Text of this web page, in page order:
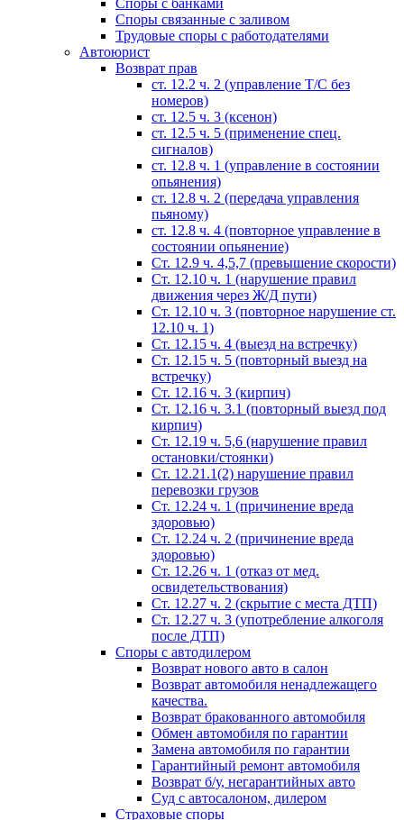
Споры с банками
Споры связанные с заливом
Трудовые споры с работодателями
Автоюрист
Возврат прав
ст. 12.2 ч. 2 (управление Т/С без
номеров)
ст. 12.5 ч. 3 (ксенон)
ст. 12.5 ч. 5 (применение спец.
сигналов)
cт. 12.8 ч. 1 (управление в состоянии
опьянения)
ст. 12.8 ч. 2 (передача управления
пьяному)
ст. 12.8 ч. 4 (повторное управление в
состоянии опьянение)
Ст. 12.9 ч. 4,5,7 (превышение скорости)
Ст. 12.10 ч. 1 (нарушение правил
движения через Ж/Д пути)
Ст. 12.10 ч. 3 (повторное нарушение ст.
12.10 ч. 1)
Ст. 12.15 ч. 4 (выезд на встречку)
Ст. 12.15 ч. 5 (повторный выезд на
встречку)
Ст. 12.16 ч. 3 (кирпич)
Ст. 12.16 ч. 3.1 (повторный выезд под
кирпич)
Ст. 12.19 ч. 5,6 (нарушение правил
остановки/стоянки)
Ст. 12.21.1(2) нарушение правил
перевозки грузов
Ст. 12.24 ч. 1 (причинение вреда
здоровью)
Ст. 12.24 ч. 2 (причинение вреда
здоровью)
Ст. 12.26 ч. 1 (отказ от мед.
освидетельствования)
Ст. 12.27 ч. 2 (скрытие с места ДТП)
Ст. 12.27 ч. 3 (употребление алкоголя
после ДТП)
Споры с автодилером
Возврат нового авто в салон
Возврат автомобиля ненадлежащего
качества.
Возврат бракованного автомобиля
Обмен автомобиля по гарантии
Замена автомобиля по гарантии
Гарантийный ремонт автомобиля
Возврат б/у, негарантийных авто
Суд с автосалоном, дилером
Страховые споры